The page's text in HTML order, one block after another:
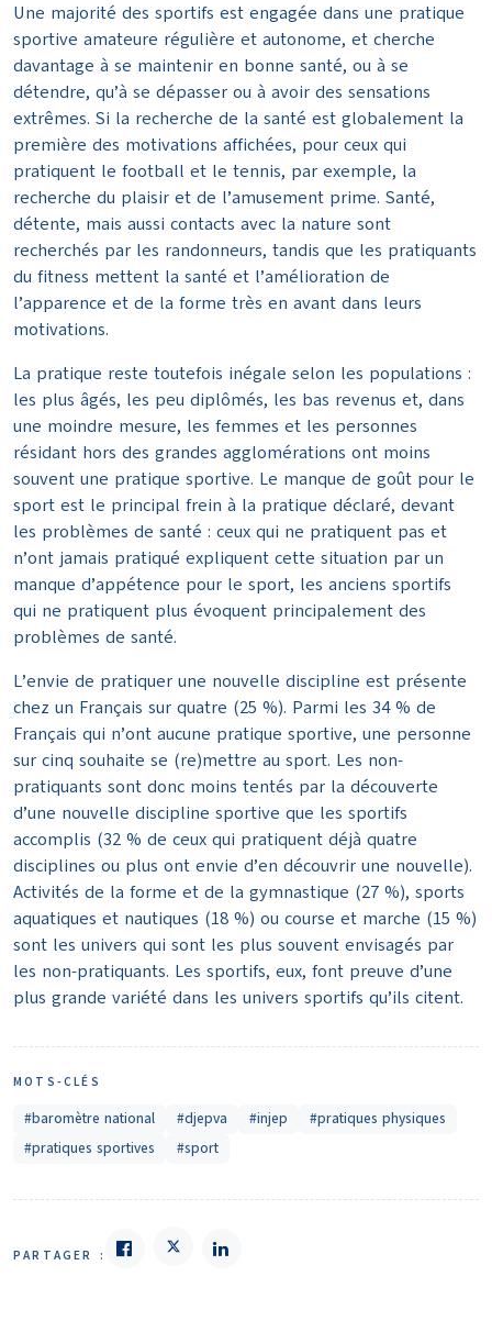
Une majorité des sportifs est engagée dans une pratique
sportive amateure régulière et autonome, et cherche
davantage à se maintenir en bonne santé, ou à se
détendre, qu’à se dépasser ou à avoir des sensations
extrêmes. Si la recherche de la santé est globalement la
première des motivations affichées, pour ceux qui
pratiquent le football et le tennis, par exemple, la
recherche du plaisir et de l’amusement prime. Santé,
détente, mais aussi contacts avec la nature sont
recherchés par les randonneurs, tandis que les pratiquants
du fitness mettent la santé et l’amélioration de
l’apparence et de la forme très en avant dans leurs
motivations.
La pratique reste toutefois inégale selon les populations :
les plus âgés, les peu diplômés, les bas revenus et, dans
une moindre mesure, les femmes et les personnes
résidant hors des grandes agglomérations ont moins
souvent une pratique sportive. Le manque de goût pour le
sport est le principal frein à la pratique déclaré, devant
les problèmes de santé : ceux qui ne pratiquent pas et
n’ont jamais pratiqué expliquent cette situation par un
manque d’appétence pour le sport, les anciens sportifs
qui ne pratiquent plus évoquent principalement des
problèmes de santé.
L’envie de pratiquer une nouvelle discipline est présente
chez un Français sur quatre (25 %). Parmi les 34 % de
Français qui n’ont aucune pratique sportive, une personne
sur cinq souhaite se (re)mettre au sport. Les non-
pratiquants sont donc moins tentés par la découverte
d’une nouvelle discipline sportive que les sportifs
accomplis (32 % de ceux qui pratiquent déjà quatre
disciplines ou plus ont envie d’en découvrir une nouvelle).
Activités de la forme et de la gymnastique (27 %), sports
aquatiques et nautiques (18 %) ou course et marche (15 %)
sont les univers qui sont les plus souvent envisagés par
les non-pratiquants. Les sportifs, eux, font preuve d’une
plus grande variété dans les univers sportifs qu’ils citent.
MOTS-CLÉS
#baromètre national #djepva #injep
#pratiques physiques
#pratiques sportives
#sport
PARTAGER :